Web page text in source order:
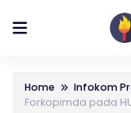
Home Infokom
Forkopimda pada